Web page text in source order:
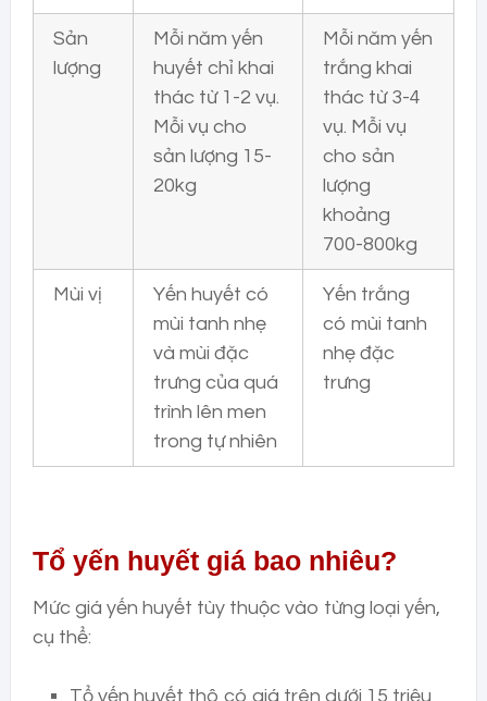
Sản
lượng
Mỗi năm yến
huyết chỉ khai
thác từ 1-2 vụ.
Mỗi vụ cho
sản lượng 15-
20kg
Mỗi năm yến
trắng khai
thác từ 3-4
vụ. Mỗi vụ
cho sản
lượng
khoảng
700-800kg
Mùi vị
Yến huyết có
mùi tanh nhẹ
và mùi đặc
trưng của quá
trình lên men
trong tự nhiên
Yến trắng
có mùi tanh
nhẹ đặc
trưng
Tổ yến huyết giá bao nhiêu?
Mức giá yến huyết tùy thuộc vào từng loại yến,
cụ thể:
Tổ yến huyết thô có giá trên dưới 15 triệu